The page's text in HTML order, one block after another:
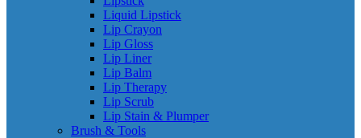
Liquid Lipstick
Lip Crayon
Lip Gloss
Lip Liner
Lip Balm
Lip Therapy
Lip Scrub
Lip Stain & Plumper
Brush & Tools